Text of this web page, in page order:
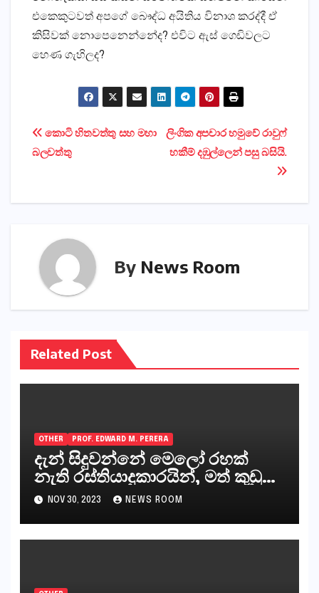
එකෙකුටවත් අපගේ බෞද්ධ අයිතිය විනාශ කරද්දී ඒ
කිසිවක් නොපෙනෙන්නේද? එවිට ඇස් ගෙඩිවලට
හෙණ ගැහිලද?
Post
navigation
ලිංගික අපචාර හමුවේ රාවුෆ්
හකීම් දඹුල්ලෙන් පසු බසියි.
කොටි හිතවත්තු සහ මහා
බලවත්තු
By News Room
Related Post
OTHER PROF. EDWARD M. PERERA
දැන් සිදුවන්නේ මෙලෝ රහක්
නැති රස්තියාදුකාරයින්, මත් කුඩු
ගෙන්වන්නන් සහ අලෙවි
කරන්නන්,කැලෑපාළුවන්, මහජන
නියෝජිතයින්
NOV 30, 2023 NEWS ROOM